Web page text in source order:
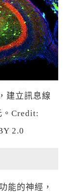
建立訊息線
。Credit:
2.0
能的神經，